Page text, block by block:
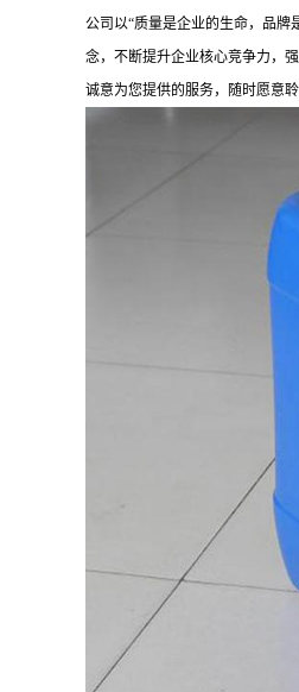
公司以“质量是企业的生命，品牌
念，不断提升企业核心竞争力，
诚意为您提供的服务，随时愿意